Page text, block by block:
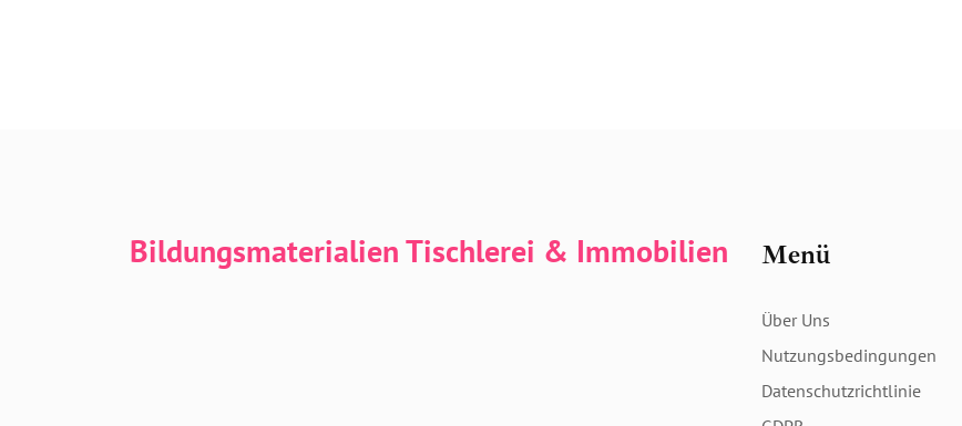
Bildungsmaterialien Tischlerei & Immobilien Menü
Über Uns
Nutzungsbedingungen
Datenschutzrichtlinie